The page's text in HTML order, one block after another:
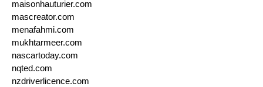
maisonhauturier.com
mascreator.com
menafahmi.com
mukhtarmeer.com
nascartoday.com
nqted.com
nzdriverlicence.com